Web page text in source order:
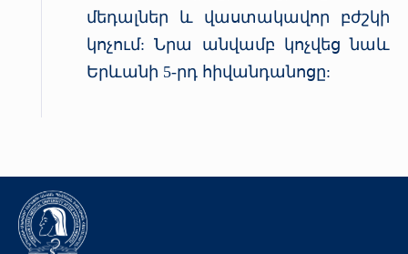
մեդալներ և վաստակավոր բժշկի
կոչում: Նրա անվամբ կոչվեց նաև
Երևանի 5-րդ հիվանդանոցը: